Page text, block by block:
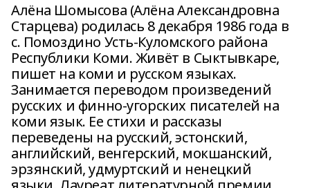
Алёна Шомысова (Алёна Александровна
Старцева) родилась 8 декабря 1986 года в
с. Помоздино Усть-Куломского района
Республики Коми. Живёт в Сыктывкаре,
пишет на коми и русском языках.
Занимается переводом произведений
русских и финно-угорских писателей на
коми язык. Ее стихи и рассказы
переведены на русский, эстонский,
английский, венгерский, мокшанский,
эрзянский, удмуртский и ненецкий